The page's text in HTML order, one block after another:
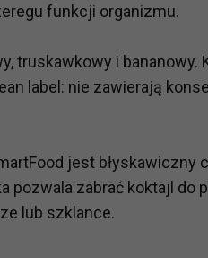
funkcji organizmu.
truskawkowy i bananowy.
label: nie zawierają
jest błyskawiczny
zabrać koktajl do
lub szklance.